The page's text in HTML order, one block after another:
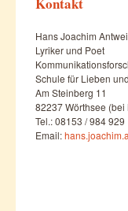
Hans Joachim
Lyriker und Poet
Schule für Lieben
Am Steinberg 11
82237 Wörthsee (bei
Tel.: 08153 / 984 929
Email: